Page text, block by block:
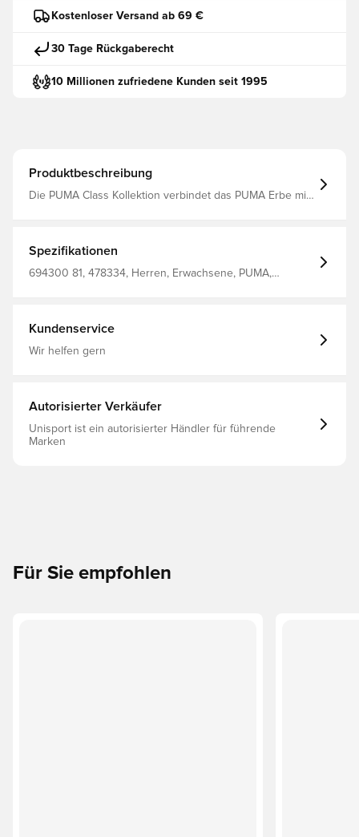
Kostenloser Versand ab 69 €
30 Tage Rückgaberecht
10 Millionen zufriedene Kunden seit 1995
Produktbeschreibung
Die PUMA Class Kollektion verbindet das PUMA Erbe mit
klassischen Look. Ein Kordelzug an der Taille ermöglicht
eine individuelle Anpassung. Entworfen für: Lifestyle by
PUMA Passform: Regulär Länge: Regulär Geschlossene
Spezifikationen
694300 81, 478334, Herren, Erwachsene, PUMA,
Kundenservice
Wir helfen gern
Autorisierter Verkäufer
Unisport ist ein autorisierter Händler für führende
Marken
Für Sie empfohlen